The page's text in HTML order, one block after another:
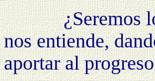
¿Seremos los
nos entiende,
aportar al